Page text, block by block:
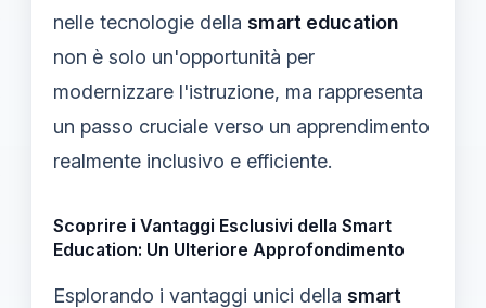
nelle tecnologie della smart education
non è solo un'opportunità per
modernizzare l'istruzione, ma rappresenta
un passo cruciale verso un apprendimento
realmente inclusivo e efficiente.
Scoprire i Vantaggi Esclusivi della Smart
Education: Un Ulteriore Approfondimento
Esplorando i vantaggi unici della smart